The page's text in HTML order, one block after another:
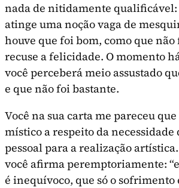
nada de nitidamente qualificável:
atinge uma noção vaga de
houve que foi bom, como que
recuse a felicidade. O momento
você perceberá meio assustado
e que não foi bastante.
Você na sua carta me pareceu
místico a respeito da
pessoal para a realização
você afirma peremptoriamente:
é inequívoco, que só o sofrimento